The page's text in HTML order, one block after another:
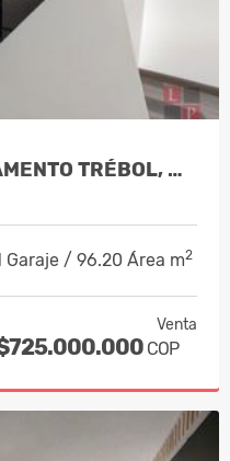
VENTA CESIÓN APARTAMENTO TRÉBOL, MAN…
/ 96.20 Área m2
Venta
COP